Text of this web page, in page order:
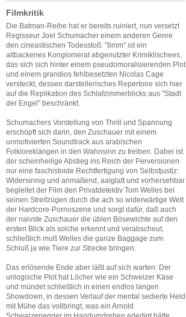
Filmkritik
Die Batman-Reihe hat er bereits ruiniert, nun versetzt
Regisseur Joel Schumacher einem anderen Genre
den cineastischen Todesstoß: "8mm" ist ein
altbackenes Konglomerat abgenutzter Krimiklischees,
das sich sich hinter einem pseudomoralisierenden Plot
und einem grandios fehlbesetzten Nicolas Cage
versteckt, dessen darstellerisches Repertoire sich hier
auf die Replikation des Schlafzimmerblicks aus "Stadt
der Engel" beschränkt.
Schumachers Vorstellung von Thrill und Spannung
erschöpft sich darin, den Zuschauer mit einem
unmotivierten Soundtrack aus arabischen
Folkloreklängen in den Wahnsinn zu treiben. Dabei ist
der scheinheilige Abstieg ins Reich der Perversionen
nur eine faschistoide Rechtfertigung von Selbstjustiz:
Widersinnig und anmaßend, aalglatt und vorhersehbar
begleitet der Film den Privatdetektiv Tom Welles bei
seinen Streifzügen durch die ach so widerwärtige Welt
der Hardcore-Pornoszene und sorgt dafür, daß auch
der naivste Zuschauer die üblen Bösewichte auf den
ersten Blick als solche erkennt und verabscheut,
schließlich muß Welles die ganze Baggage zum
Schluß ja wie Tiere zur Strecke bringen.
Das erlösende Ende aber läßt auf sich warten: Der
unlogische Plot hat Löcher wie ein Schweizer Käse
und mündet schließlich in einen endlos langen
Showdown, in dessen Verlauf der mental sedierte Held
mit Mühe das vollbringt, was ein Arnold